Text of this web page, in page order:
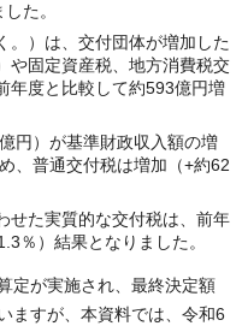
た。
。）は、交付団体が増加した
や固定資産税、地方消費税交
年度と比較して約593億円増
円）が基準財政収入額の増
、普通交付税は増加（+約62
せた実質的な交付税は、前年
％）結果となりました。
定が実施され、最終決定額
ますが、本資料では、令和6